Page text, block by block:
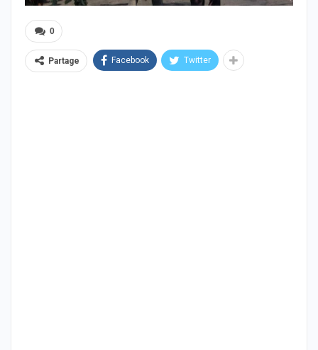
0
Partage Facebook Twitter